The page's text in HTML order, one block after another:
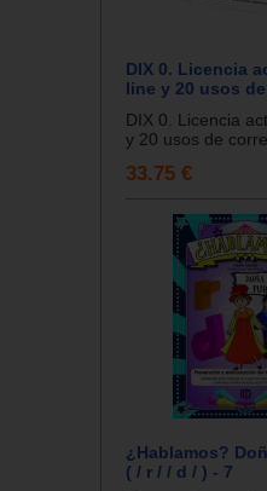
DIX 0. Licencia
line y 20 usos
DIX 0. Licencia
y 20 usos de
33.75 €
¿Hablamos?
( / r / / d / ) - 7